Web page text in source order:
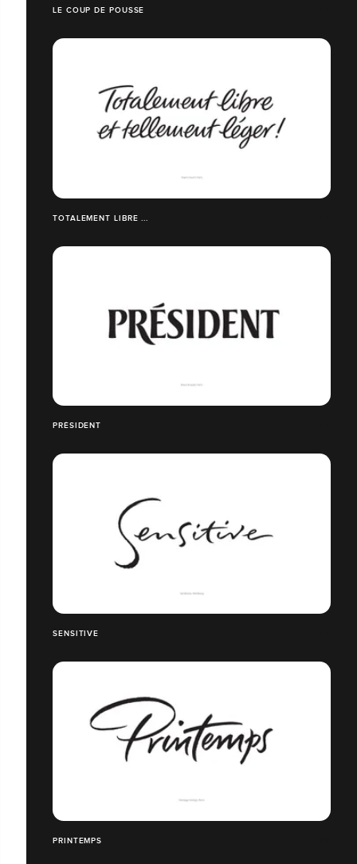
LE COUP DE POUSSE
TOTALEMENT LIBRE ...
PRÉSIDENT
SENSITIVE
PRINTEMPS